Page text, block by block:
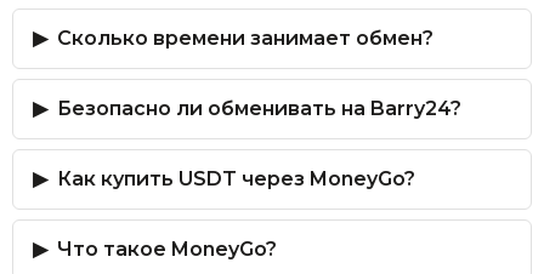
Сколько времени занимает обмен?
Безопасно ли обменивать на Barry24?
Как купить USDT через MoneyGo?
Что такое MoneyGo?